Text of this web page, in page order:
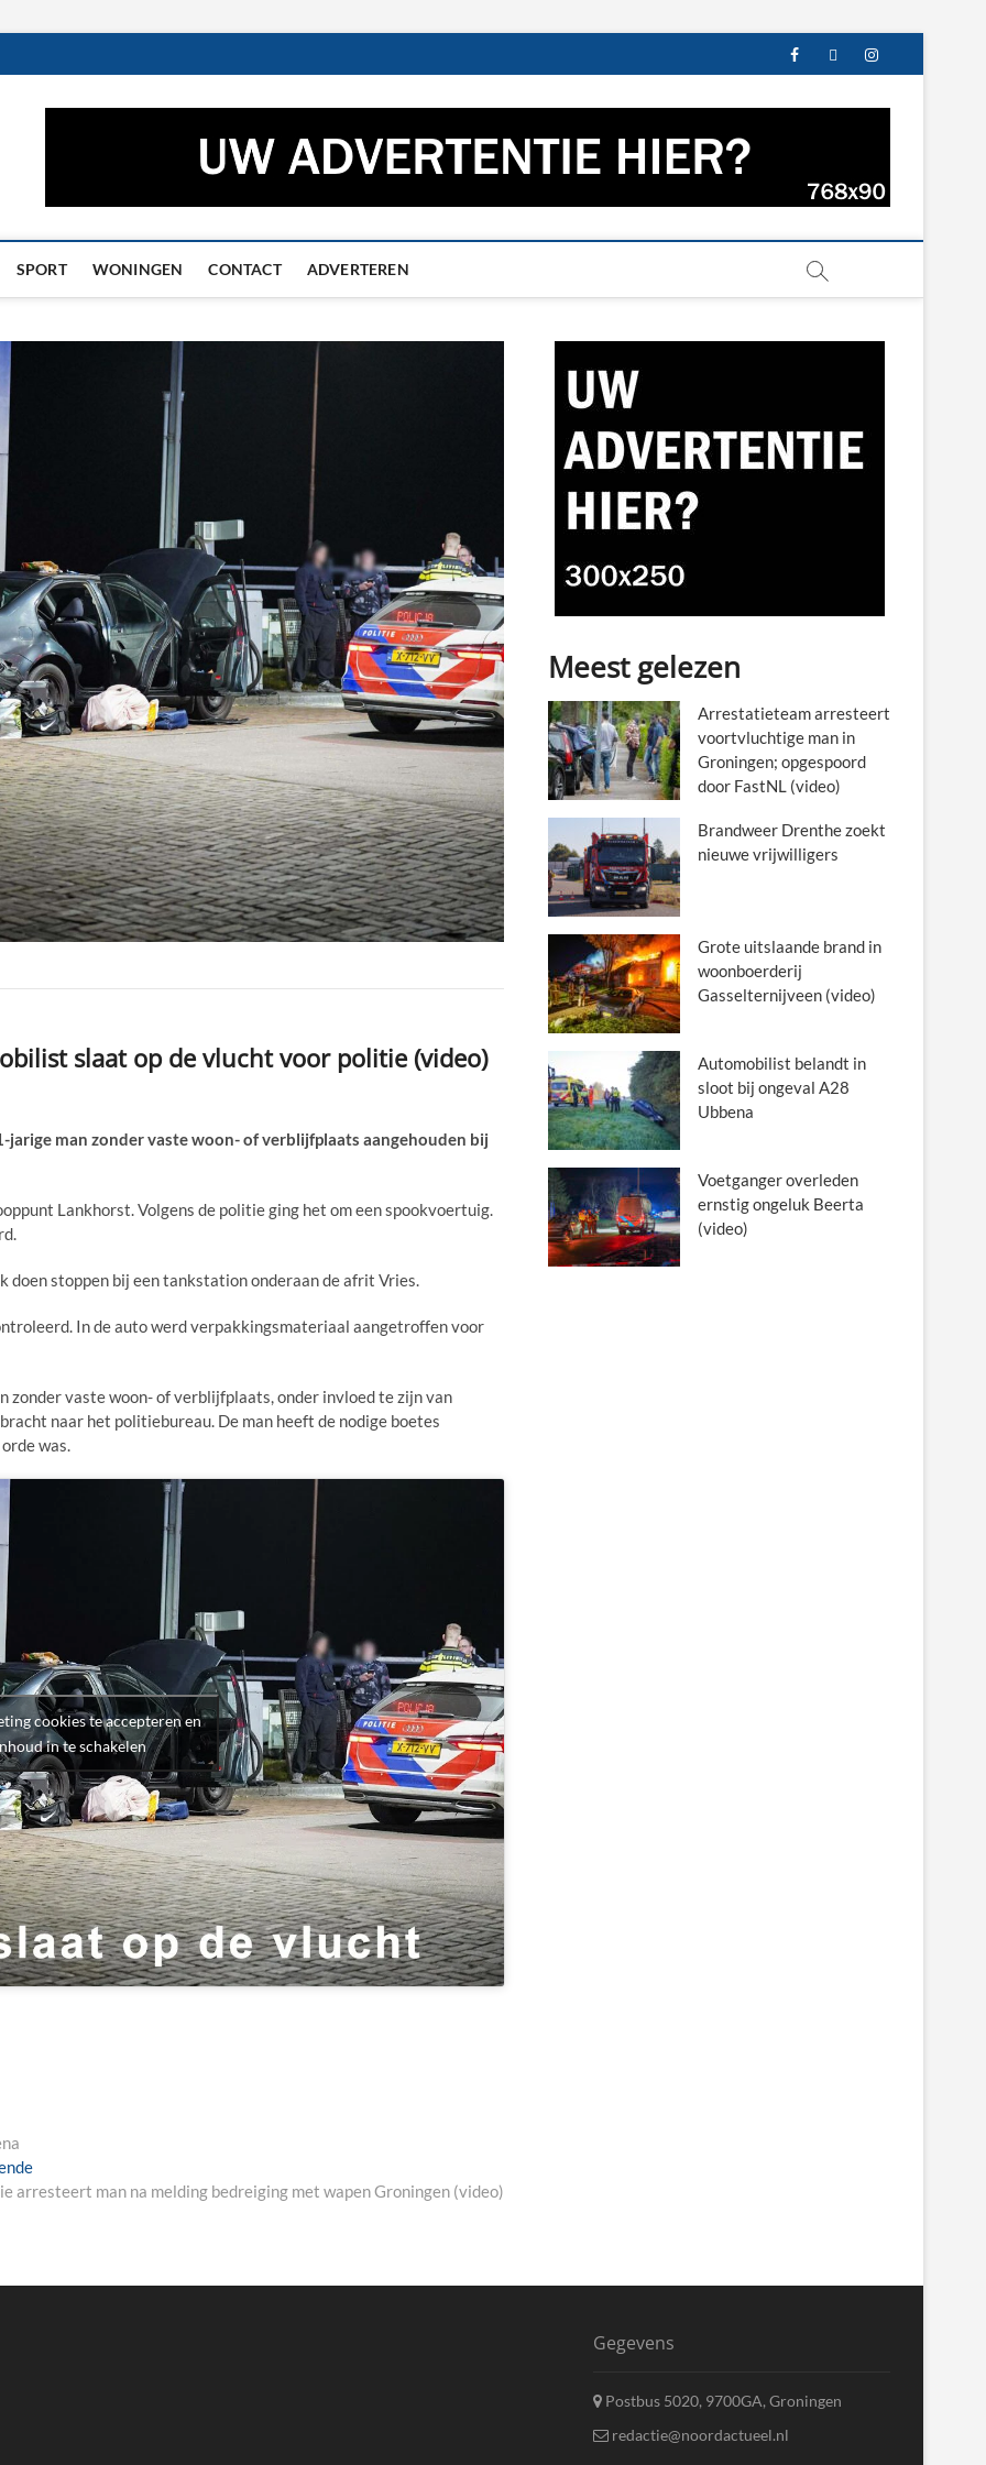
facebooktwitterinstagram
– Het laatste nieuws uit Groningen en
SPORT WONINGEN CONTACT ADVERTEREN
slaat op de vlucht voor politie (video)
man zonder vaste woon- of verblijfplaats aangehouden bij
Lankhorst. Volgens de politie ging het om een spookvoertuig.
doen stoppen bij een tankstation onderaan de afrit Vries.
In de auto werd verpakkingsmateriaal aangetroffen voor
zonder vaste woon- of verblijfplaats, onder invloed te zijn van
naar het politiebureau. De man heeft de nodige boetes
was.
cookies te accepteren en
in te schakelen
Next
post:
arresteert man na melding bedreiging met wapen Groningen (video)
Meest gelezen
Arrestatieteam arresteert
voortvluchtige man in
Groningen; opgespoord
door FastNL (video)
Brandweer Drenthe zoekt
nieuwe vrijwilligers
Grote uitslaande brand in
woonboerderij
Gasselternijveen (video)
Automobilist belandt in
sloot bij ongeval A28
Ubbena
Voetganger overleden
ernstig ongeluk Beerta
(video)
Gegevens
Postbus 5020, 9700GA, Groningen
redactie@noordactueel.nl